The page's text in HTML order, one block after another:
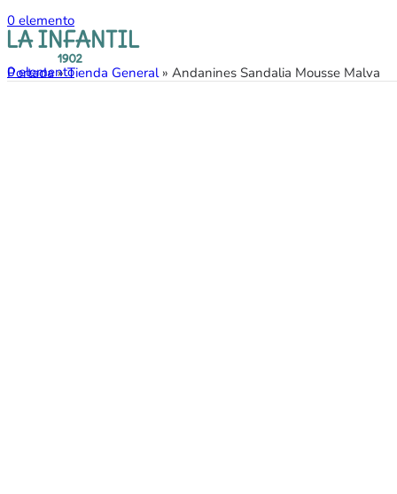
0 elemento
0elemento
Portada»Tienda General» Andanines Sandalia Mousse Malva